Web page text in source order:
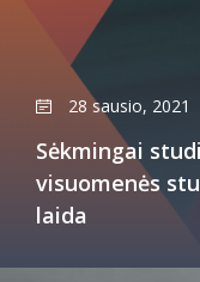
28 sausio, 2021
Sėkmingai
visuomenės
laida